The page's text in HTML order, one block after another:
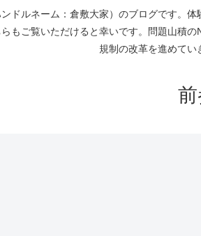
ドルネーム：倉敷大家）のブログです。
もご覧いただけると幸いです。問題山積
規制の改革を進めて